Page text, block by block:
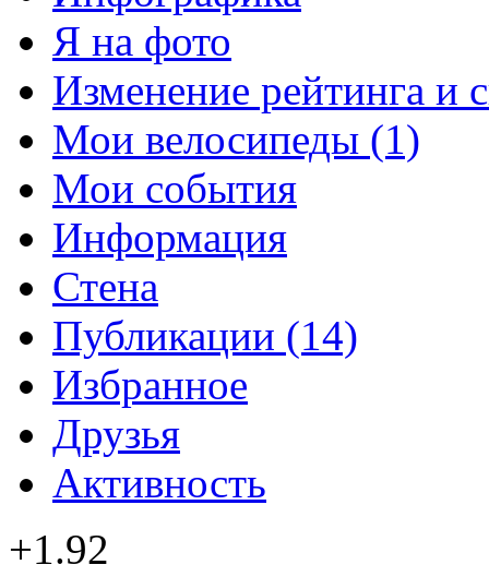
Я на фото
Изменение рейтинга и
Мои велосипеды (1)
Мои события
Информация
Стена
Публикации (14)
Избранное
Друзья
Активность
+1.92